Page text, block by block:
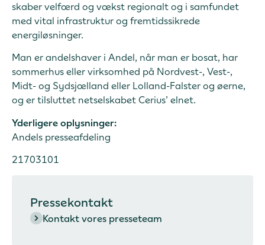
skaber velfærd og vækst regionalt og i samfundet
med vital infrastruktur og fremtidssikrede
energiløsninger.
Man er andelshaver i Andel, når man er bosat, har
sommerhus eller virksomhed på Nordvest-, Vest-,
Midt- og Sydsjælland eller Lolland-Falster og øerne,
og er tilsluttet netselskabet Cerius’ elnet.
Yderligere oplysninger:
Andels presseafdeling
21703101
Pressekontakt
Kontakt vores presseteam